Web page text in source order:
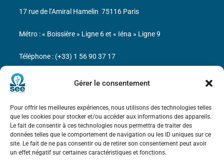
Gérer le consentement
Pour offrir les meilleures expériences, nous utilisons des technologies telles
que les cookies pour stocker et/ou accéder aux informations des appareils.
Le fait de consentir à ces technologies nous permettra de traiter des
données telles que le comportement de navigation ou les ID uniques sur ce
site. Le fait de ne pas consentir ou de retirer son consentement peut avoir
un effet négatif sur certaines caractéristiques et fonctions.
Bicentenaire des découvertes d’André-
Marie Ampère
Mentions légales
17 rue de l’Amiral Hamelin 75116 Paris
Métro : « Boissière » Ligne 6 et « Iéna » Ligne 9
Téléphone : (+33) 1 56 90 37 17
N° de SIREN : 785 393 232, Code APE : 9412Z TVA intra-
communautaire : FR44 785 393 232